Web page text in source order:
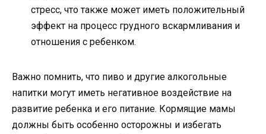
стресс, что также может иметь положительный
эффект на процесс грудного вскармливания и
отношения с ребенком.
Важно помнить, что пиво и другие алкогольные
напитки могут иметь негативное воздействие на
развитие ребенка и его питание. Кормящие мамы
должны быть особенно осторожны и избегать